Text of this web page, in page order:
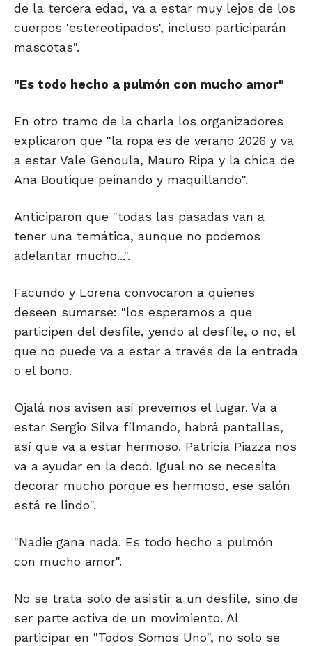
de la tercera edad, va a estar muy lejos de los
cuerpos 'estereotipados', incluso participarán
mascotas".
"Es todo hecho a pulmón con mucho amor"
En otro tramo de la charla los organizadores
explicaron que "la ropa es de verano 2026 y va
a estar Vale Genoula, Mauro Ripa y la chica de
Ana Boutique peinando y maquillando".
Anticiparon que "todas las pasadas van a
tener una temática, aunque no podemos
adelantar mucho...".
Facundo y Lorena convocaron a quienes
deseen sumarse: "los esperamos a que
participen del desfile, yendo al desfile, o no, el
que no puede va a estar a través de la entrada
o el bono.
Ojalá nos avisen así prevemos el lugar. Va a
estar Sergio Silva filmando, habrá pantallas,
así que va a estar hermoso. Patricia Piazza nos
va a ayudar en la decó. Igual no se necesita
decorar mucho porque es hermoso, ese salón
está re lindo".
"Nadie gana nada. Es todo hecho a pulmón
con mucho amor".
No se trata solo de asistir a un desfile, sino de
ser parte activa de un movimiento. Al
participar en "Todos Somos Uno", no solo se